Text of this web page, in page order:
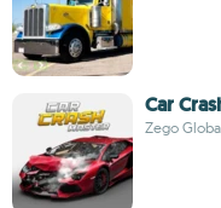
Car
Zego